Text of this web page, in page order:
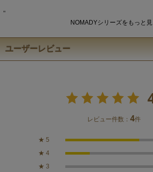
"
NOMADYシリーズをもっと
ユーザーレビュー
レビュー件数：4件
★ 5
★ 4
★ 3